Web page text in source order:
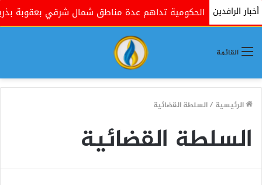
أخبار الرافدين
القوات الحكومية تداهم عدة مناطق شمال شرقي بعقوبة
القائمة
الرئيسية /السلطة القضائية
السلطة القضائية